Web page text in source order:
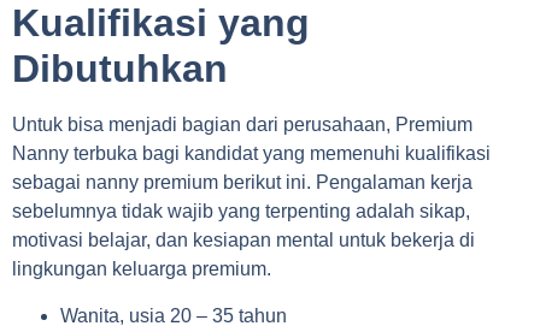
Kualifikasi yang
Dibutuhkan
Untuk bisa menjadi bagian dari perusahaan, Premium
Nanny terbuka bagi kandidat yang memenuhi kualifikasi
sebagai nanny premium berikut ini. Pengalaman kerja
sebelumnya tidak wajib yang terpenting adalah sikap,
motivasi belajar, dan kesiapan mental untuk bekerja di
lingkungan keluarga premium.
Wanita, usia 20 – 35 tahun